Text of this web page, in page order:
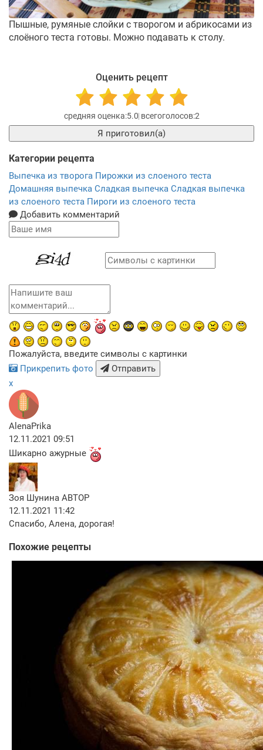
Пышные, румяные слойки с творогом и абрикосами из
слоёного теста готовы. Можно подавать к столу.
Оценить рецепт
5.0 2
Я приготовил(а)
Категории рецепта
Выпечка из творога Пирожки из слоеного теста
Домашняя выпечка Сладкая выпечка Сладкая выпечка
из слоеного теста Пироги из слоеного теста
Добавить комментарий
Пожалуйста, введите символы с картинки
Прикрепить фото
Отправить
x
AlenaPrika
12.11.2021 09:51
Шикарно ажурные
Зоя Шунина АВТОР
12.11.2021 11:42
Спасибо, Алена, дорогая!
Похожие рецепты